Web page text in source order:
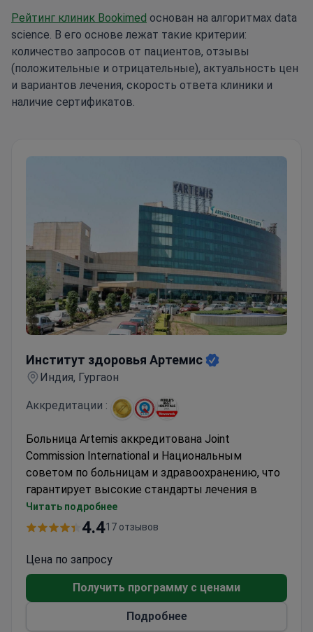
Рейтинг клиник Bookimed основан на алгоритмах data
science. В его основе лежат такие критерии:
количество запросов от пациентов, отзывы
(положительные и отрицательные), актуальность цен
и вариантов лечения, скорость ответа клиники и
наличие сертификатов.
Институт здоровья Артемис
Индия, Гургаон
Аккредитации :
Больница Artemis аккредитована Joint
Commission International и Национальным
советом по больницам и здравоохранению, что
гарантирует высокие стандарты лечения в
стоматологии.
Более 350 врачей по 40 специальностям,
11 центров передового опыта со
специализированными стоматологическими
услугами
Международный отдел по работе с
пациентами с комплексной поддержкой
Читать подробнее
4.417 отзывов
Цена по запросу
Получить программу с ценами
Подробнее